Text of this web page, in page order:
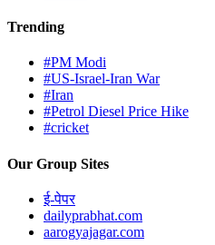
Trending
#PM Modi
#US-Israel-Iran War
#Iran
#Petrol Diesel Price Hike
#cricket
Our Group Sites
ई-पेपर
dailyprabhat.com
aarogyajagar.com